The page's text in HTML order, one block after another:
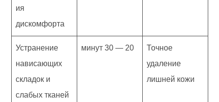
ия
дискомфорта
Точное
удаление
лишней кожи
20 — 30 минут
Устранение
нависающих
складок и
слабых тканей